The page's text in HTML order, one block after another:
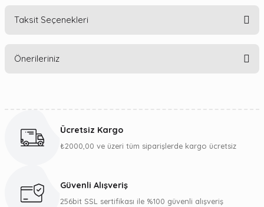
Taksit Seçenekleri
Önerileriniz
Görüş ve önerileriniz için teşekkür ederiz.
Ürün bilgilerinde hatalar bulunuyor.
Ücretsiz Kargo
₺2000,00 ve üzeri tüm siparişlerde kargo ücretsiz
Güvenli Alışveriş
256bit SSL sertifikası ile %100 güvenli alışveriş